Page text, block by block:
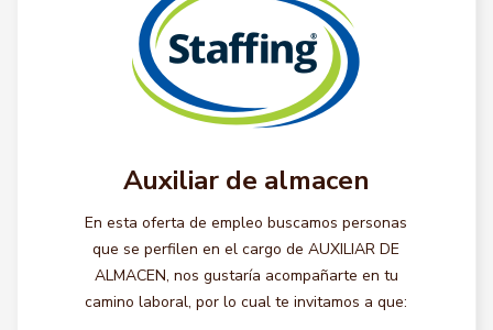
Auxiliar de almacen
En esta oferta de empleo buscamos personas
que se perfilen en el cargo de AUXILIAR DE
ALMACEN, nos gustaría acompañarte en tu
camino laboral, por lo cual te invitamos a que: